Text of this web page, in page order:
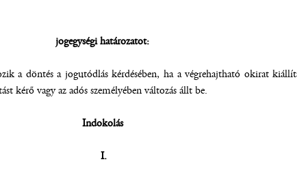
jogegységi határozatot:
a döntés a jogutódlás kérdésében, ha a végrehajtható okirat
kérő vagy az adós személyében változás állt be.
Indokolás
I.